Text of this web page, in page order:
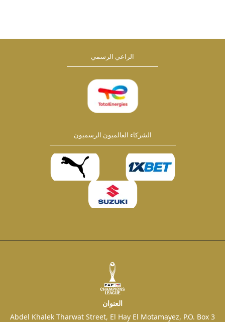
إلى الدور ربع نهائي المنافسة، بعدما تساوى في
الراعي الرسمي
الشركاء العالميون الرسميون
العنوان
3 Abdel Khalek Tharwat Street, El Hay El Motamayez, P.O. Box